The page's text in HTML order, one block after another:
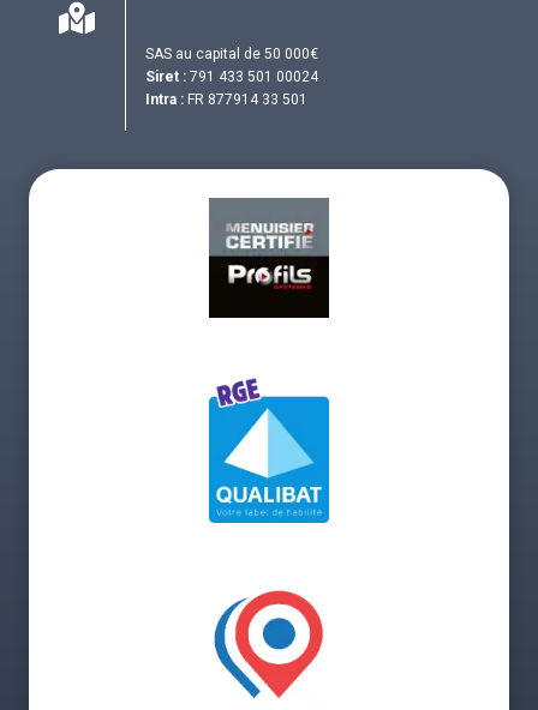
SAS au capital de 50 000€
Siret : 791 433 501 00024
Intra : FR 877914 33 501